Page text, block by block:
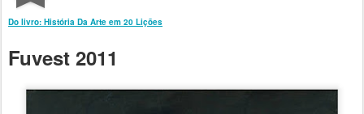
Do livro: História Da Arte em 20 Lições
Fuvest 2011